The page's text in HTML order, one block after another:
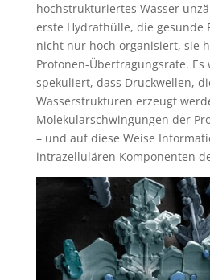
hochstrukturiertes Wasser
erste Hydrathülle, die gesunde
nicht nur hoch organisiert, sie
Protonen-Übertragungsrate. Es
spekuliert, dass Druckwellen,
Wasserstrukturen erzeugt
Molekularschwingungen der
– und auf diese Weise
intrazellulären Komponenten